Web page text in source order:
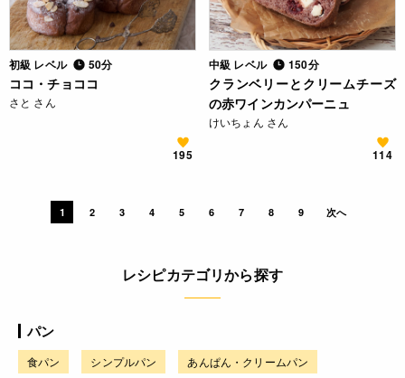
初級 レベル 50分
ココ・チョココ
さと さん
195
中級 レベル 150分
クランベリーとクリームチーズ
の赤ワインカンパーニュ
けいちょん さん
114
1 2 3 4 5 6 7 8 9 次へ
レシピカテゴリから探す
パン
食パン シンプルパン あんぱん・クリームパン